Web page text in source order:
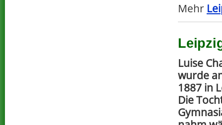
Mehr
Luise
wurde
1887 in
Die